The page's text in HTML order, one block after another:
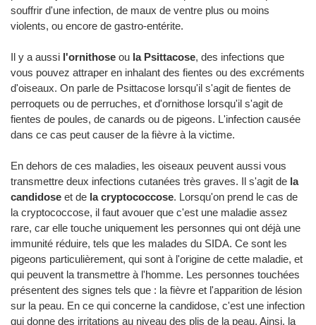
souffrir d'une infection, de maux de ventre plus ou moins
violents, ou encore de gastro-entérite.
Il y a aussi l'ornithose ou la Psittacose, des infections que
vous pouvez attraper en inhalant des fientes ou des excréments
d'oiseaux. On parle de Psittacose lorsqu'il s'agit de fientes de
perroquets ou de perruches, et d'ornithose lorsqu'il s'agit de
fientes de poules, de canards ou de pigeons. L'infection causée
dans ce cas peut causer de la fièvre à la victime.
En dehors de ces maladies, les oiseaux peuvent aussi vous
transmettre deux infections cutanées très graves. Il s'agit de la
candidose et de la cryptococcose. Lorsqu'on prend le cas de
la cryptococcose, il faut avouer que c'est une maladie assez
rare, car elle touche uniquement les personnes qui ont déjà une
immunité réduire, tels que les malades du SIDA. Ce sont les
pigeons particulièrement, qui sont à l'origine de cette maladie, et
qui peuvent la transmettre à l'homme. Les personnes touchées
présentent des signes tels que : la fièvre et l'apparition de lésion
sur la peau. En ce qui concerne la candidose, c'est une infection
qui donne des irritations au niveau des plis de la peau. Ainsi, la